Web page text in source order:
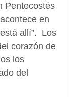
Pentecostés
en
allí”. Los
corazón de
los
del